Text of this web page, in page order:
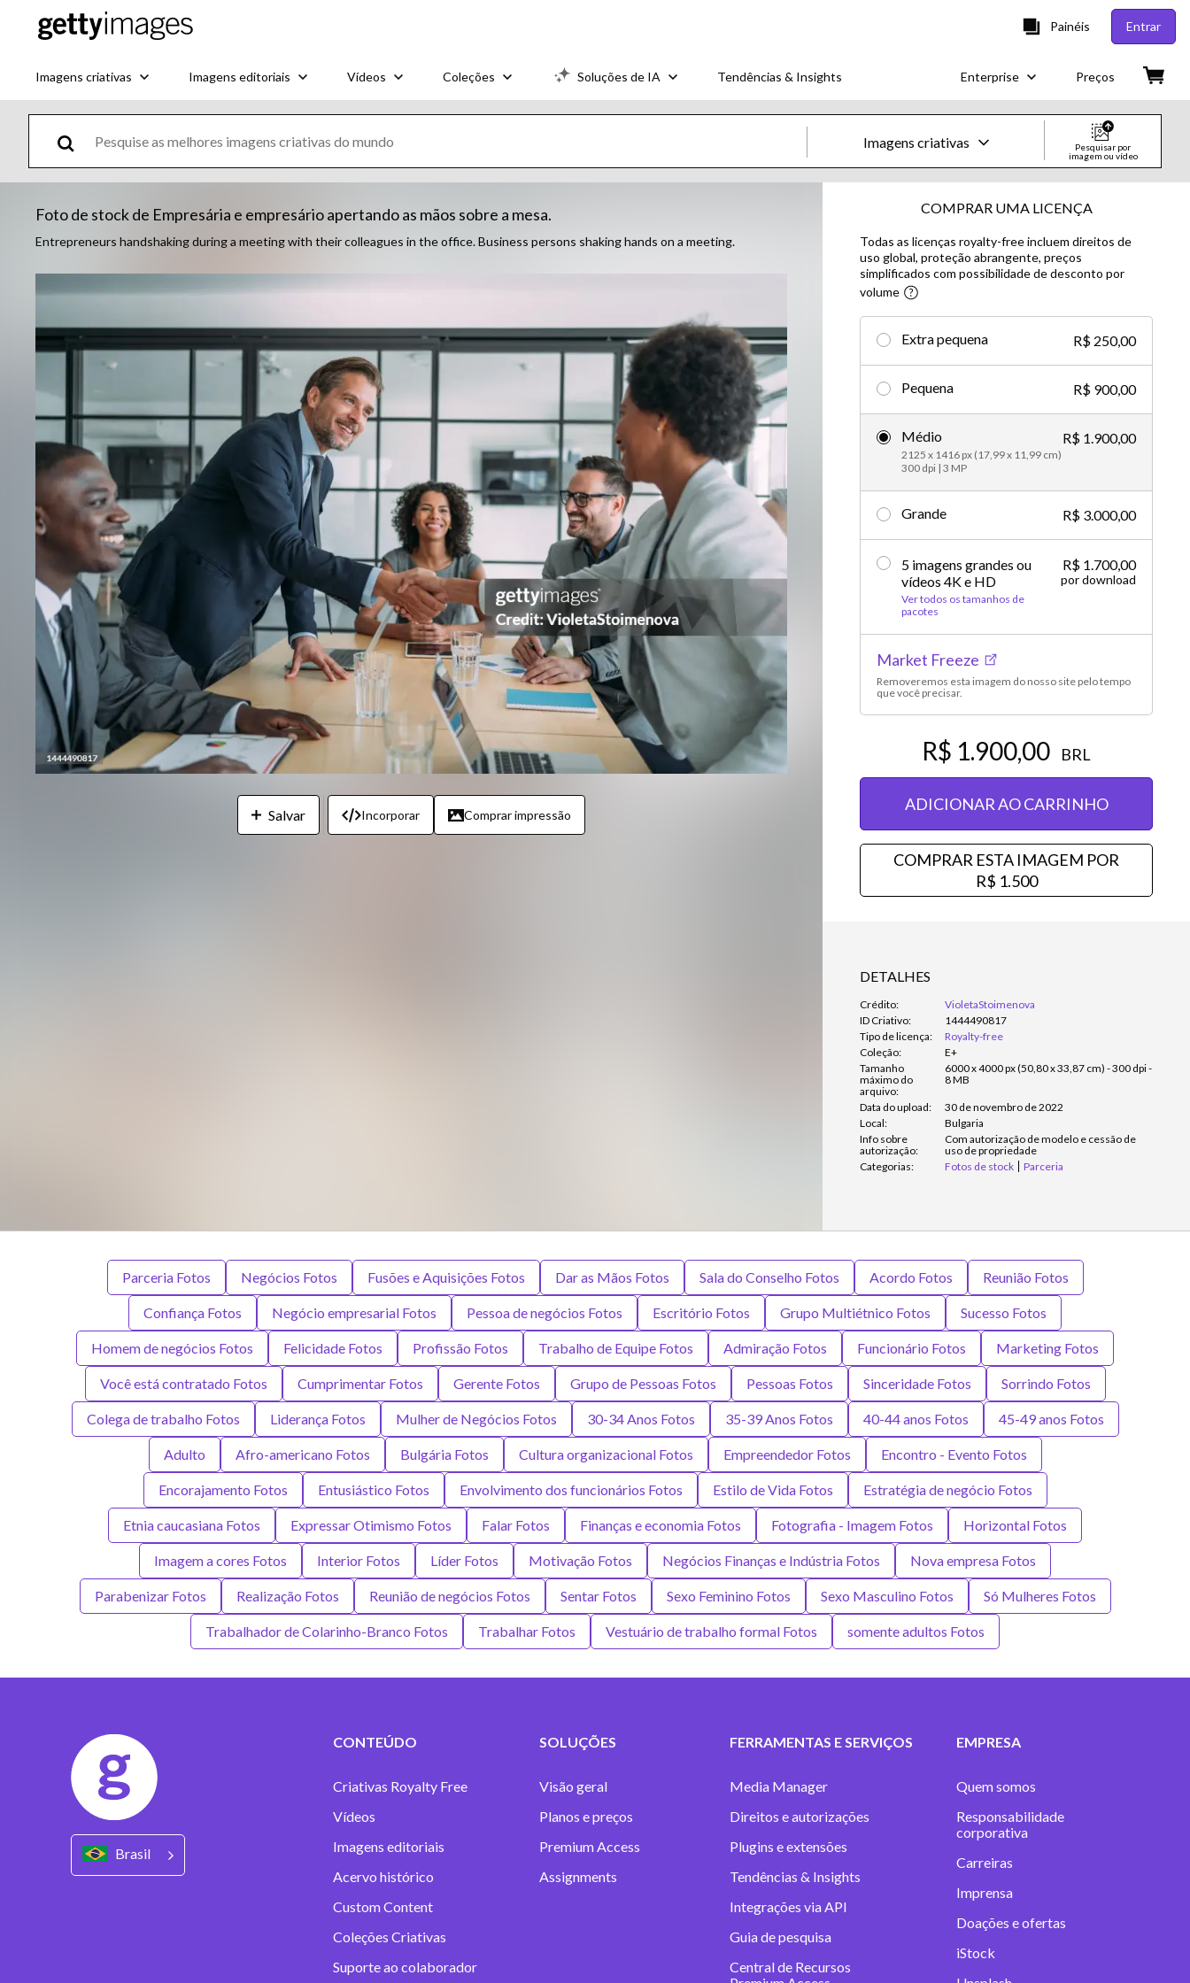
Painéis Entrar
Imagens criativas Imagens editoriais Vídeos Coleções Soluções de IA Tendências & Insights Enterprise Preços
Imagens criativas
Imagens
Imagens criativas
Vídeos criativos
Vídeos editoriais
Pesquisar por
imagem ou vídeo
Foto de stock de Empresária e empresário apertando as mãos sobre a mesa.
Entrepreneurs handshaking during a meeting with their colleagues in the office. Business persons shaking hands on a meeting.
Salvar Incorporar Comprar impressão
COMPRAR UMA LICENÇA
Todas as licenças royalty-free incluem direitos de
uso global, proteção abrangente, preços
simplificados com possibilidade de desconto por
volume​
Extra pequena R$ 250,00
Pequena R$ 900,00
Médio
2125 x 1416 px (17,99 x 11,99 cm)
300 dpi | 3 MP
R$ 1.900,00
Grande R$ 3.000,00
5 imagens grandes ou
vídeos 4K e HD
Ver todos os tamanhos de
pacotes
R$ 1.700,00
por download
Market Freeze
Removeremos esta imagem do nosso site pelo tempo
que você precisar.
R$ 1.900,00 BRL
ADICIONAR AO CARRINHO
COMPRAR ESTA IMAGEM POR
R$ 1.500
DETALHES
Crédito:
VioletaStoimenova
ID Criativo:
1444490817
Tipo de licença:
Royalty-free
Coleção:
E+
Tamanho
máximo do
arquivo:
6000 x 4000 px (50,80 x 33,87 cm) - 300 dpi -
8 MB
Data do upload:
30 de novembro de 2022
Local:
Bulgaria
Info sobre
autorização:
Com autorização de modelo e cessão de
uso de propriedade
Categorias:
Fotos de stock Parceria
Parceria Fotos Negócios Fotos Fusões e Aquisições Fotos Dar as Mãos Fotos Sala do Conselho Fotos Acordo Fotos Reunião Fotos
Confiança Fotos Negócio empresarial Fotos Pessoa de negócios Fotos Escritório Fotos Grupo Multiétnico Fotos Sucesso Fotos
Homem de negócios Fotos Felicidade Fotos Profissão Fotos Trabalho de Equipe Fotos Admiração Fotos Funcionário Fotos Marketing Fotos
Você está contratado Fotos Cumprimentar Fotos Gerente Fotos Grupo de Pessoas Fotos Pessoas Fotos Sinceridade Fotos Sorrindo Fotos
Colega de trabalho Fotos Liderança Fotos Mulher de Negócios Fotos 30-34 Anos Fotos 35-39 Anos Fotos 40-44 anos Fotos 45-49 anos Fotos
Adulto Afro-americano Fotos Bulgária Fotos Cultura organizacional Fotos Empreendedor Fotos Encontro - Evento Fotos
Encorajamento Fotos Entusiástico Fotos Envolvimento dos funcionários Fotos Estilo de Vida Fotos Estratégia de negócio Fotos
Etnia caucasiana Fotos Expressar Otimismo Fotos Falar Fotos Finanças e economia Fotos Fotografia - Imagem Fotos Horizontal Fotos
Imagem a cores Fotos Interior Fotos Líder Fotos Motivação Fotos Negócios Finanças e Indústria Fotos Nova empresa Fotos
Parabenizar Fotos Realização Fotos Reunião de negócios Fotos Sentar Fotos Sexo Feminino Fotos Sexo Masculino Fotos Só Mulheres Fotos
Trabalhador de Colarinho-Branco Fotos Trabalhar Fotos Vestuário de trabalho formal Fotos somente adultos Fotos
Brasil
CONTEÚDO
Criativas Royalty Free
Vídeos
Imagens editoriais
Acervo histórico
Custom Content
Coleções Criativas
Suporte ao colaborador
SOLUÇÕES
Visão geral
Planos e preços
Premium Access
Assignments
FERRAMENTAS E SERVIÇOS
Media Manager
Direitos e autorizações
Plugins e extensões
Tendências & Insights
Integrações via API
Guia de pesquisa
Central de Recursos
EMPRESA
Quem somos
Responsabilidade
corporativa
Carreiras
Imprensa
Doações e ofertas
iStock